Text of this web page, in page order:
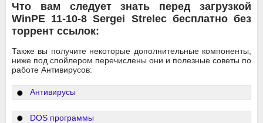
Что вам следует знать перед загрузкой
WinPE 11-10-8 Sergei Strelec бесплатно без
торрент ссылок:
Также вы получите некоторые дополнительные компоненты,
ниже под спойлером перечислены они и полезные советы по
работе Антивирусов:
Антивирусы
DOS программы